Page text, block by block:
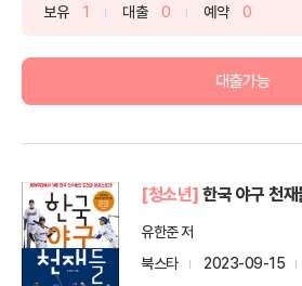
보유 1 대출 0 예약 0
대출가능
[청소년] 한국 야구 천재
유한준 저
북스타
2023-09-15